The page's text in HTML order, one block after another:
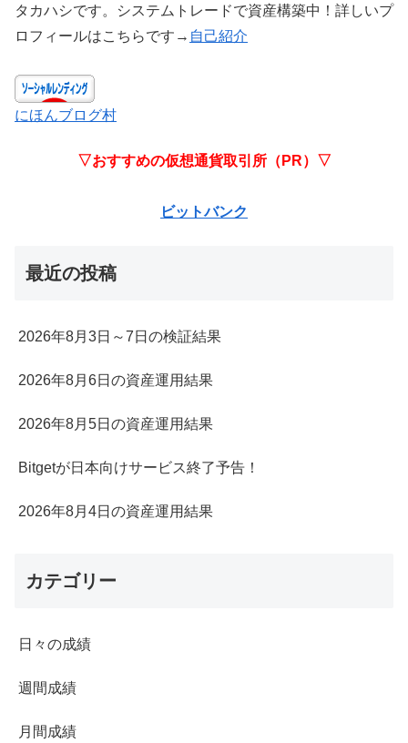
タカハシです。システムトレードで資産構築中！詳しいプ
ロフィールはこちらです→ 自己紹介
にほんブログ村
▽おすすめの仮想通貨取引所（PR）▽
ビットバンク
最近の投稿
2026年8月3日～7日の検証結果
2026年8月6日の資産運用結果
2026年8月5日の資産運用結果
Bitgetが日本向けサービス終了予告！
2026年8月4日の資産運用結果
カテゴリー
日々の成績
週間成績
月間成績